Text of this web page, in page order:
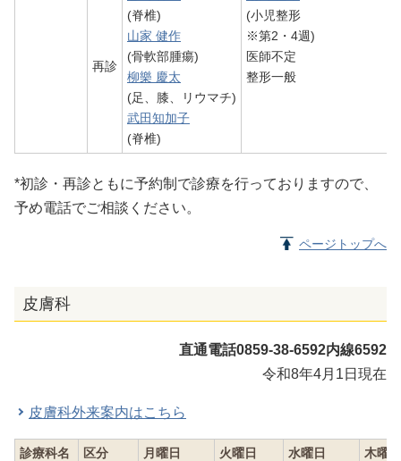
再診
(脊椎)
山家 健作
(骨軟部腫瘍)
柳樂 慶太
(足、膝、リウマチ)
武田知加子
(脊椎)
(小児整形
※第2・4週)
医師不定
整形一般
*初診・再診ともに予約制で診療を行っておりますので、
予め電話でご相談ください。
ページトップへ
皮膚科
直通電話0859-38-6592内線6592
令和8年4月1日現在
皮膚科外来案内はこちら
診療科名 区分 月曜日 火曜日 水曜日 木曜日